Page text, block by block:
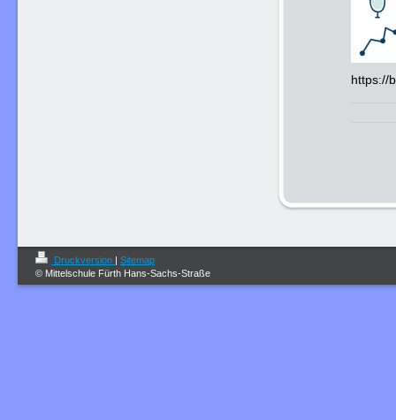
https://
Druckversion | Sitemap
© Mittelschule Fürth Hans-Sachs-Straße